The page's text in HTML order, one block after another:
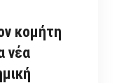
κομήτη
νέα